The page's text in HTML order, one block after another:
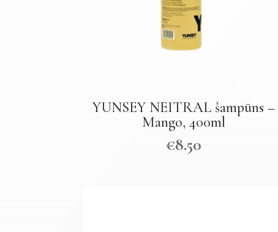
YUNSEY NEITRAL šampūns –
Mango, 400ml
€8.50